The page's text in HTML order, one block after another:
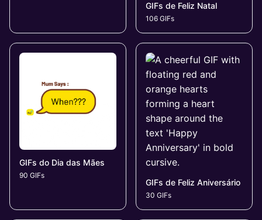
GIFs de Feliz Natal
106 GIFs
GIFs do Dia das Mães
90 GIFs
GIFs de Feliz Aniversário
30 GIFs